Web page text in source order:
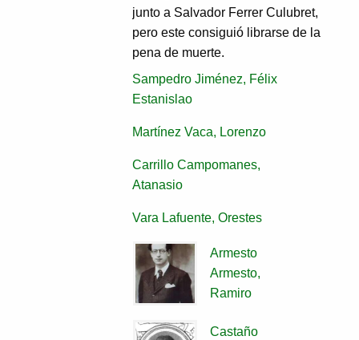
junto a Salvador Ferrer Culubret,
pero este consiguió librarse de la
pena de muerte.
Sampedro Jiménez, Félix
Estanislao
Martínez Vaca, Lorenzo
Carrillo Campomanes,
Atanasio
Vara Lafuente, Orestes
Armesto
Armesto,
Ramiro
Castaño